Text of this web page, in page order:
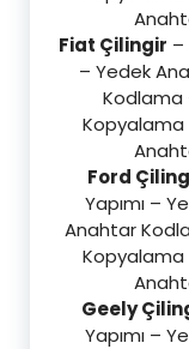
Fiat Çilingir –
– Yedek
Kodlama
Ford
Yapımı –
Anahtar
Geely
Yapımı –